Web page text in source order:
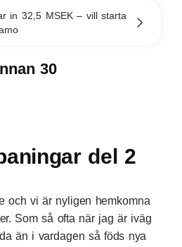
in 32,5 MSEK – vill starta
30
del 2
och vi är nyligen hemkomna
Som så ofta när jag är iväg
än i vardagen så föds nya